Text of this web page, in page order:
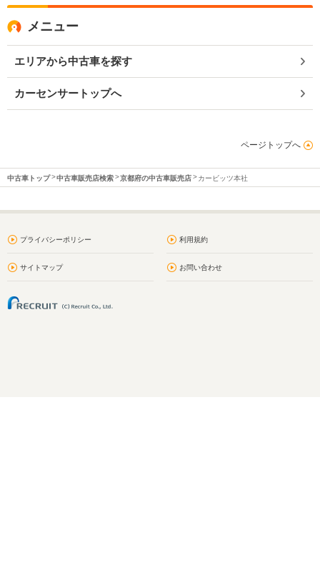
メニュー
エリアから中古車を探す
カーセンサートップへ
ページトップへ
中古車トップ 中古車販売店検索 京都府の中古車販売店 カービッツ本社
プライバシーポリシー 利用規約
サイトマップ お問い合わせ